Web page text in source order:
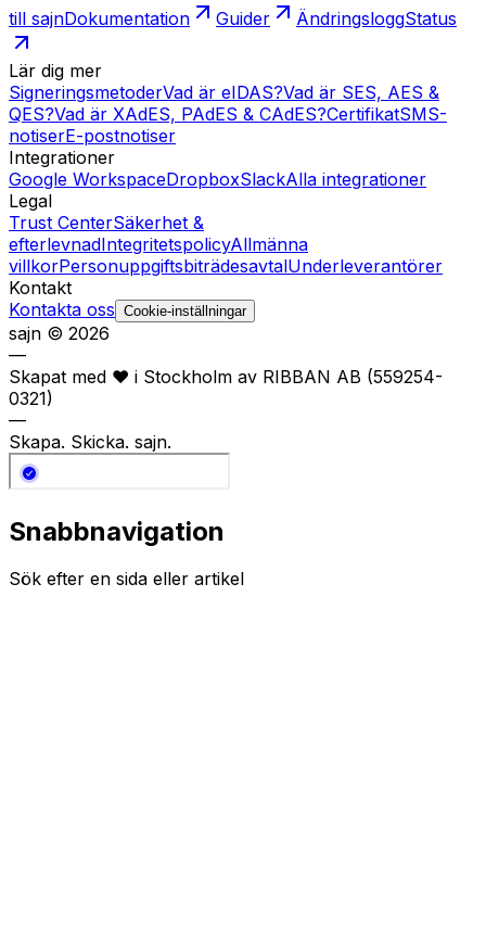
till sajnDokumentation Guider ÄndringsloggStatus
Lär dig mer
SigneringsmetoderVad är eIDAS?Vad är SES, AES &
QES?Vad är XAdES, PAdES & CAdES?CertifikatSMS-
notiserE-postnotiser
Integrationer
Google WorkspaceDropboxSlackAlla integrationer
Legal
Trust CenterSäkerhet &
efterlevnadIntegritetspolicyAllmänna
villkorPersonuppgiftsbiträdesavtalUnderleverantörer
Kontakt
Kontakta oss Cookie-inställningar
sajn © 2026
—
Skapat med ❤️ i Stockholm av RIBBAN AB (559254-
0321)
—
Skapa. Skicka. sajn.
Snabbnavigation
Sök efter en sida eller artikel